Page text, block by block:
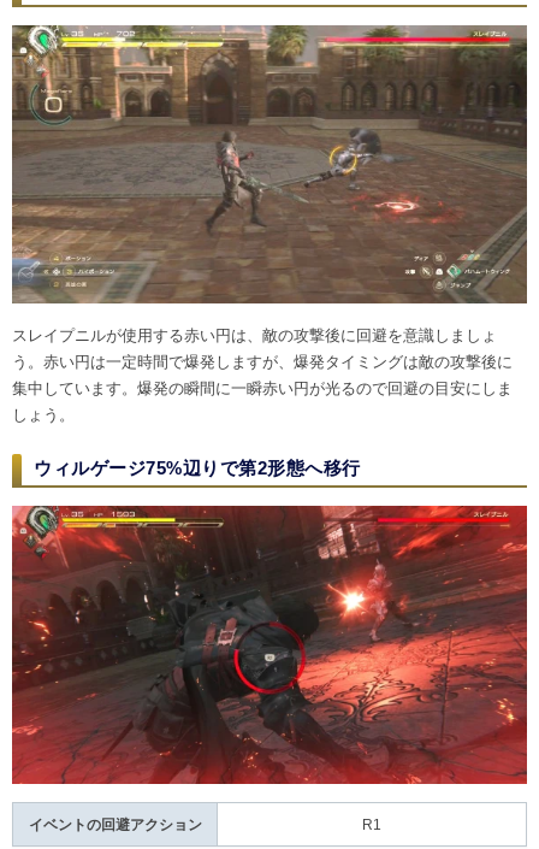
スレイプニルが使用する赤い円は、敵の攻撃後に回避を意識しましょ
う。赤い円は一定時間で爆発しますが、爆発タイミングは敵の攻撃後に
集中しています。爆発の瞬間に一瞬赤い円が光るので回避の目安にしま
しょう。
ウィルゲージ75%辺りで第2形態へ移行
イベントの回避アクション R1